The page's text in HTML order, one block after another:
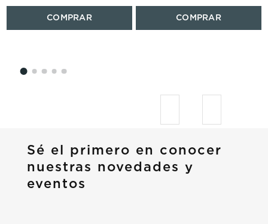
Sé el primero en conocer
nuestras novedades y
eventos